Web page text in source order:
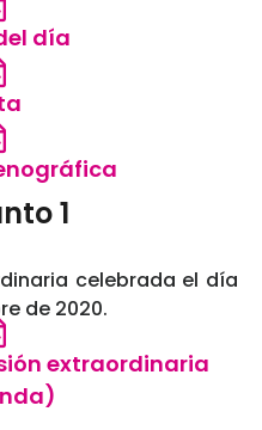
día
1
celebrada el día
de 2020.
extraordinaria